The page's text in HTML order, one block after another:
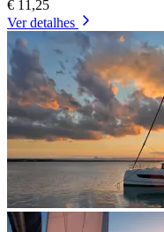
€ 11,25
Ver detalhes